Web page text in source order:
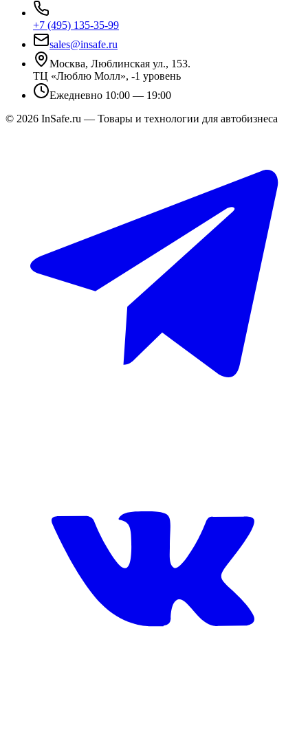
+7 (495) 135-35-99
sales@insafe.ru
Москва, Люблинская ул., 153.
ТЦ «Люблю Молл», -1 уровень
Ежедневно 10:00 — 19:00
© 2026 InSafe.ru — Товары и технологии для автобизнеса